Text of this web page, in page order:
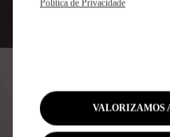
A DS conhece
elétrico por
Política de Privacidade
VALORIZAMOS